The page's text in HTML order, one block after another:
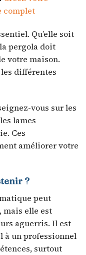
complet
Qu’elle soit
pergola doit
votre maison.
différentes
vous sur les
lames
Ces
améliorer votre
?
peut
elle est
aguerris. Il est
à un professionnel
surtout